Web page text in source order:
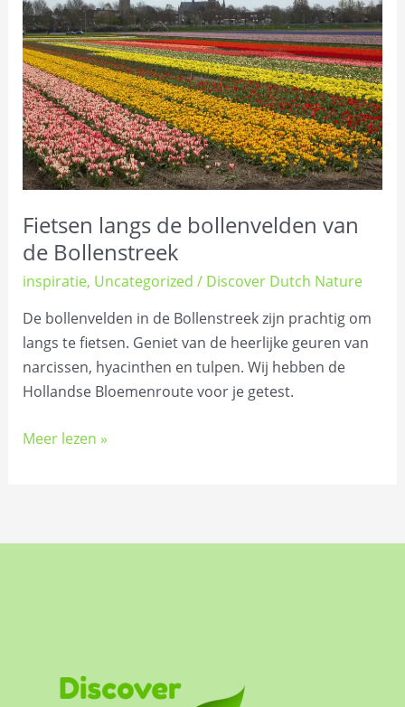
Fietsen langs de bollenvelden van
de Bollenstreek
inspiratie, Uncategorized / Discover Dutch Nature
De bollenvelden in de Bollenstreek zijn prachtig om
langs te fietsen. Geniet van de heerlijke geuren van
narcissen, hyacinthen en tulpen. Wij hebben de
Hollandse Bloemenroute voor je getest.
de
bollenvelden
van
de
Bollenstreek
Meer lezen »